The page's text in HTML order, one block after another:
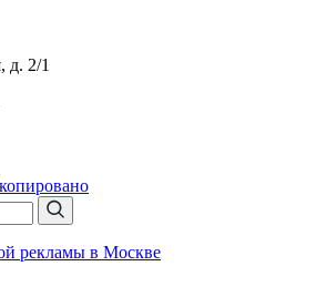
д. 2/1
рекламы в Москве